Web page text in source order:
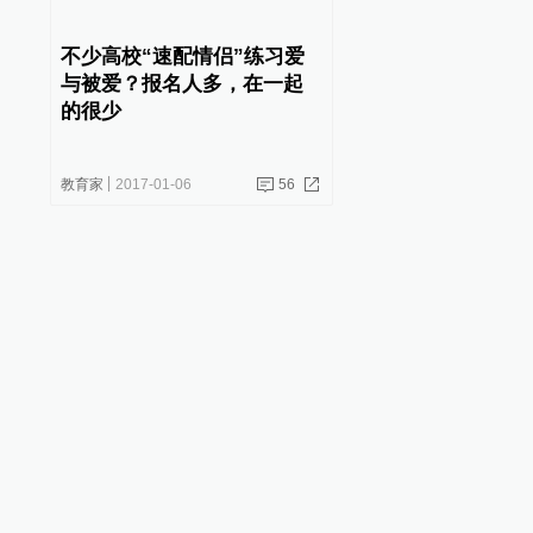
不少高校“速配情侣”练习爱
与被爱？报名人多，在一起
的很少
教育家 2017-01-06 56